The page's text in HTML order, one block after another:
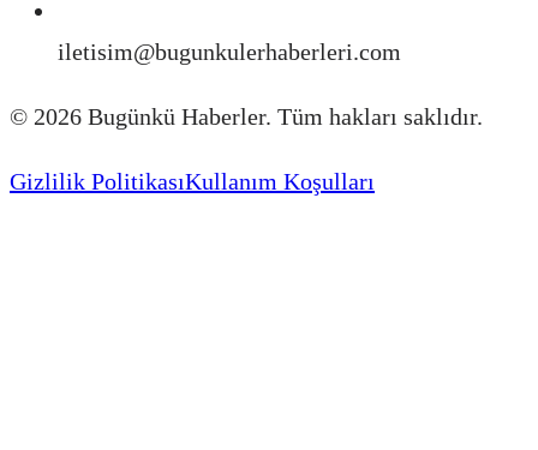
iletisim@bugunkulerhaberleri.com
© 2026 Bugünkü Haberler. Tüm hakları saklıdır.
Gizlilik PolitikasıKullanım Koşulları